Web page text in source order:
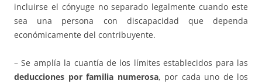
incluirse el cónyuge no separado legalmente cuando este
sea una persona con discapacidad que dependa
económicamente del contribuyente.
– Se amplía la cuantía de los límites establecidos para las
deducciones por familia numerosa, por cada uno de los